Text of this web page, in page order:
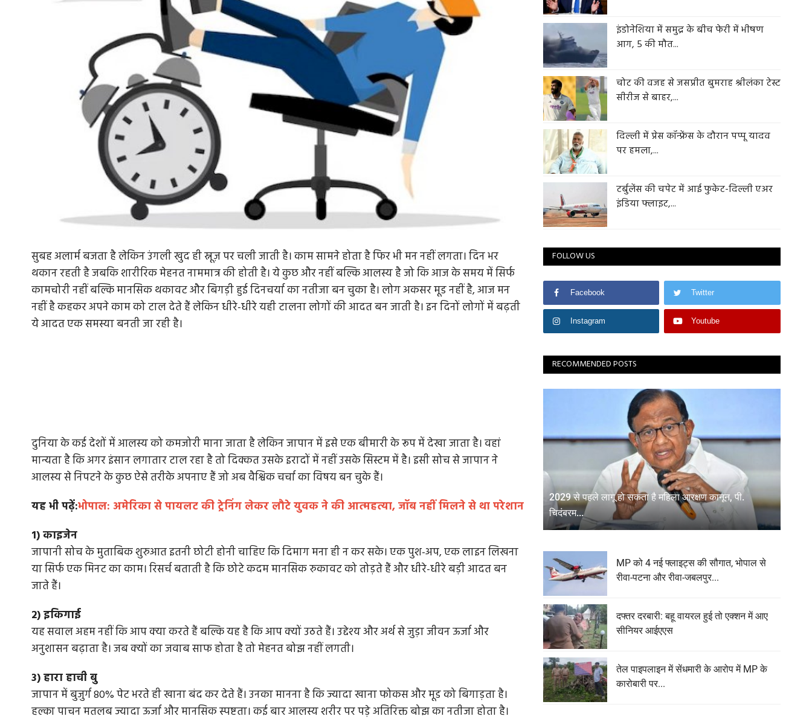
सुबह अलार्म बजता है लेकिन उंगली खुद ही स्नूज़ पर चली जाती है। काम सामने होता है फिर भी मन नहीं लगता। दिन भर
थकान रहती है जबकि शारीरिक मेहनत नाममात्र की होती है। ये कुछ और नहीं बल्कि आलस्य है जो कि आज के समय में सिर्फ
कामचोरी नहीं बल्कि मानसिक थकावट और बिगड़ी हुई दिनचर्या का नतीजा बन चुका है। लोग अकसर मूड नहीं है, आज मन
नहीं है कहकर अपने काम को टाल देते हैं लेकिन धीरे-धीरे यही टालना लोगों की आदत बन जाती है। इन दिनों लोगों में बढ़ती
ये आदत एक समस्या बनती जा रही है।
दुनिया के कई देशों में आलस्य को कमजोरी माना जाता है लेकिन जापान में इसे एक बीमारी के रूप में देखा जाता है। वहां
मान्यता है कि अगर इंसान लगातार टाल रहा है तो दिक्कत उसके इरादों में नहीं उसके सिस्टम में है। इसी सोच से जापान ने
आलस्य से निपटने के कुछ ऐसे तरीके अपनाए हैं जो अब वैश्विक चर्चा का विषय बन चुके हैं।
यह भी पढ़ें:भोपाल: अमेरिका से पायलट की ट्रेनिंग लेकर लौटे युवक ने की आत्महत्या, जॉब नहीं मिलने से था परेशान
1) काइजेन
जापानी सोच के मुताबिक शुरुआत इतनी छोटी होनी चाहिए कि दिमाग मना ही न कर सके। एक पुश-अप, एक लाइन लिखना
या सिर्फ एक मिनट का काम। रिसर्च बताती है कि छोटे कदम मानसिक रुकावट को तोड़ते हैं और धीरे-धीरे बड़ी आदत बन
जाते हैं।
2) इकिगाई
यह सवाल अहम नहीं कि आप क्या करते हैं बल्कि यह है कि आप क्यों उठते हैं। उद्देश्य और अर्थ से जुड़ा जीवन ऊर्जा और
अनुशासन बढ़ाता है। जब क्यों का जवाब साफ होता है तो मेहनत बोझ नहीं लगती।
3) हारा हाची बु
जापान में बुजुर्ग 80% पेट भरते ही खाना बंद कर देते हैं। उनका मानना है कि ज्यादा खाना फोकस और मूड को बिगाड़ता है।
हल्का पाचन मतलब ज्यादा ऊर्जा और मानसिक स्पष्टता। कई बार आलस्य शरीर पर पड़े अतिरिक्त बोझ का नतीजा होता है।
इंडोनेशिया में समुद्र के बीच फेरी में भीषण
आग, 5 की मौत...
चोट की वजह से जसप्रीत बुमराह श्रीलंका टेस्ट
सीरीज से बाहर,...
दिल्ली में प्रेस कॉन्फ्रेंस के दौरान पप्पू यादव
पर हमला,...
टर्बुलेंस की चपेट में आई फुकेट-दिल्ली एअर
इंडिया फ्लाइट,...
FOLLOW US
Facebook Twitter
Instagram Youtube
RECOMMENDED POSTS
2029 से पहले लागू हो सकता है महिला आरक्षण कानून, पी.
चिदंबरम...
MP को 4 नई फ्लाइट्स की सौगात, भोपाल से
रीवा-पटना और रीवा-जबलपुर...
दफ्तर दरबारी: बहू वायरल हुई तो एक्शन में आए
सीनियर आईएएस
तेल पाइपलाइन में सेंधमारी के आरोप में MP के
कारोबारी पर...